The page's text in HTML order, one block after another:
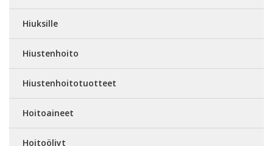
Hiuksille
Hiustenhoito
Hiustenhoitotuotteet
Hoitoaineet
Hoitoöljyt